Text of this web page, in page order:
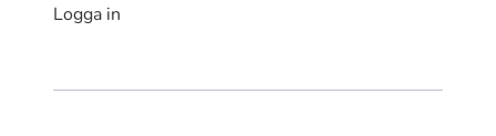
Logga in